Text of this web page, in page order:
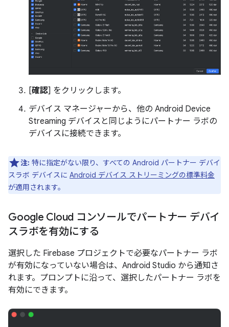
[確認] をクリックします。
デバイス マネージャーから、他の Android Device
Streaming デバイスと同じようにパートナー ラボの
デバイスに接続できます。
注: 特に指定がない限り、すべての Android パートナー デバイ
スラボ デバイスに Android デバイス ストリーミングの標準料金
が適用されます。
Google Cloud コンソールでパートナー デバイ
スラボを有効にする
選択した Firebase プロジェクトで必要なパートナー ラボ
が有効になっていない場合は、Android Studio から通知さ
れます。プロンプトに沿って、選択したパートナー ラボを
有効にできます。